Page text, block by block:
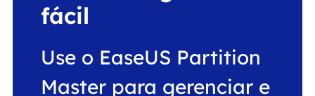
fácil
Use o EaseUS Partition
Master para gerenciar e